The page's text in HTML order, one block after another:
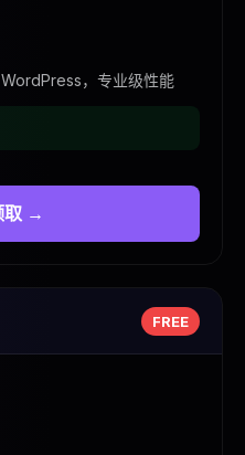
，专业级性能
取 →
FREE